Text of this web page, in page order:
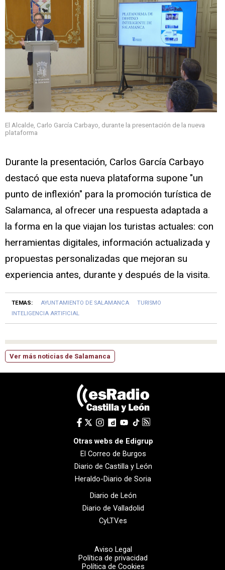
El Alcalde, Carlo García Carbayo, durante la presentación de la nueva
plataforma
Durante la presentación, Carlos García Carbayo
destacó que esta nueva plataforma supone "un
punto de inflexión" para la promoción turística de
Salamanca, al ofrecer una respuesta adaptada a
la forma en la que viajan los turistas actuales: con
herramientas digitales, información actualizada y
propuestas personalizadas que mejoran su
experiencia antes, durante y después de la visita.
TEMAS: AYUNTAMIENTO DE SALAMANCA
TURISMO
INTELIGENCIA ARTIFICIAL
Ver más noticias de Salamanca
Otras webs de Edigrup
El Correo de Burgos
Diario de Castilla y León
Heraldo-Diario de Soria
Diario de León
Diario de Valladolid
CyLTV.es
Aviso Legal
Política de privacidad
Política de Cookies